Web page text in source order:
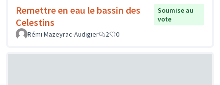
Remettre en eau le bassin des
Celestins
Soumise au
vote
Rémi Mazeyrac-Audigier
2 0